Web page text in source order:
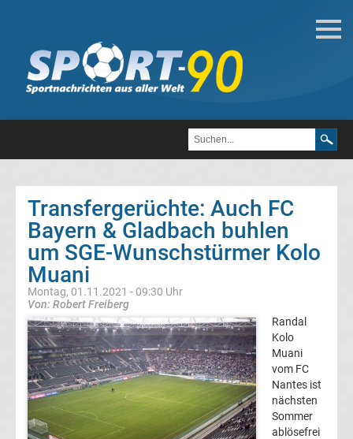
Deutsche
Transfergerüchte
FC
Heidenheim
1846
Transfergerüchte
1.
FC
Kaiserslautern
Transfergerüchte: Auch FC
Bayern & Gladbach buhlen
um SGE-Wunschstürmer Kolo
Muani
Montag, 01.11.2021 - 09:30 Uhr
Von: Robert Freiberg
Randal
Kolo
Muani
vom FC
Nantes ist
nächsten
Sommer
ablösefrei